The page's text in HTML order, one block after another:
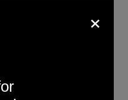
die
und UNO-Vertreter
Städten
mehr
allem so
×